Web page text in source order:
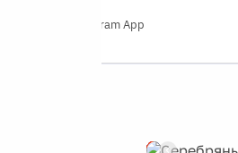
Telegram App